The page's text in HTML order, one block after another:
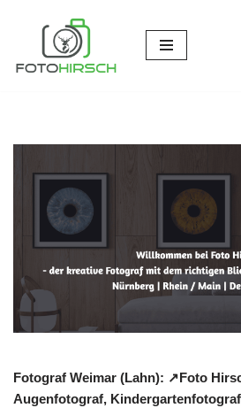
Inhalt
Fotograf Weimar (Lahn): ↗️Foto
Augenfotograf,